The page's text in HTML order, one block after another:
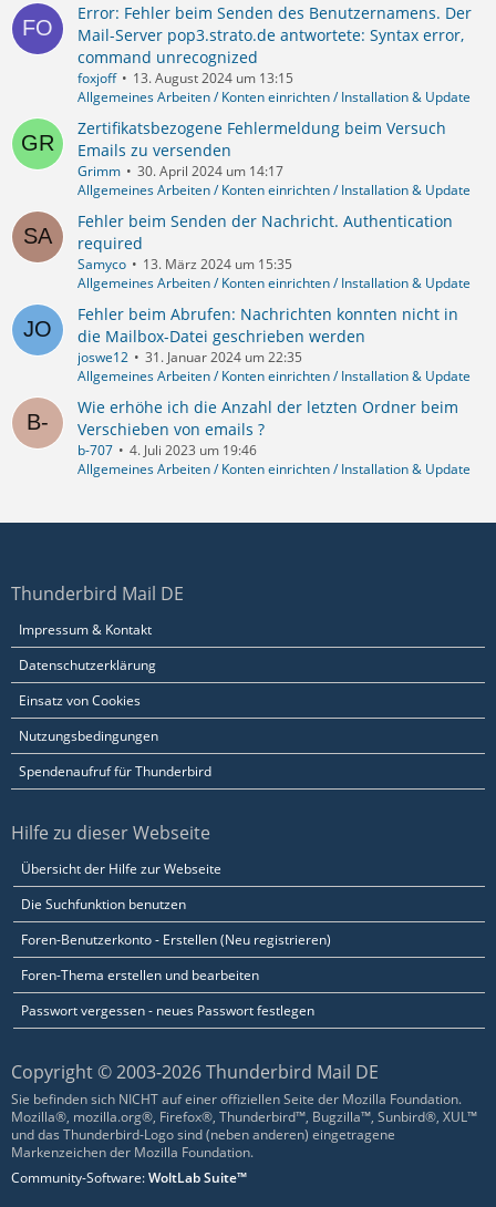
Error: Fehler beim Senden des Benutzernamens. Der
Mail-Server pop3.strato.de antwortete: Syntax error,
command unrecognized
foxjoff
13. August 2024 um 13:15
Allgemeines Arbeiten / Konten einrichten / Installation & Update
Zertifikatsbezogene Fehlermeldung beim Versuch
Emails zu versenden
Grimm
30. April 2024 um 14:17
Allgemeines Arbeiten / Konten einrichten / Installation & Update
Fehler beim Senden der Nachricht. Authentication
required
Samyco
13. März 2024 um 15:35
Allgemeines Arbeiten / Konten einrichten / Installation & Update
Fehler beim Abrufen: Nachrichten konnten nicht in
die Mailbox-Datei geschrieben werden
joswe12
31. Januar 2024 um 22:35
Allgemeines Arbeiten / Konten einrichten / Installation & Update
Wie erhöhe ich die Anzahl der letzten Ordner beim
Verschieben von emails ?
b-707
4. Juli 2023 um 19:46
Allgemeines Arbeiten / Konten einrichten / Installation & Update
Thunderbird Mail DE
Impressum & Kontakt
Datenschutzerklärung
Einsatz von Cookies
Nutzungsbedingungen
Spendenaufruf für Thunderbird
Hilfe zu dieser Webseite
Übersicht der Hilfe zur Webseite
Die Suchfunktion benutzen
Foren-Benutzerkonto - Erstellen (Neu registrieren)
Foren-Thema erstellen und bearbeiten
Passwort vergessen - neues Passwort festlegen
Copyright © 2003-2026 Thunderbird Mail DE
Sie befinden sich NICHT auf einer offiziellen Seite der Mozilla Foundation.
Mozilla®, mozilla.org®, Firefox®, Thunderbird™, Bugzilla™, Sunbird®, XUL™
und das Thunderbird-Logo sind (neben anderen) eingetragene
Markenzeichen der Mozilla Foundation.
Community-Software:WoltLab Suite™